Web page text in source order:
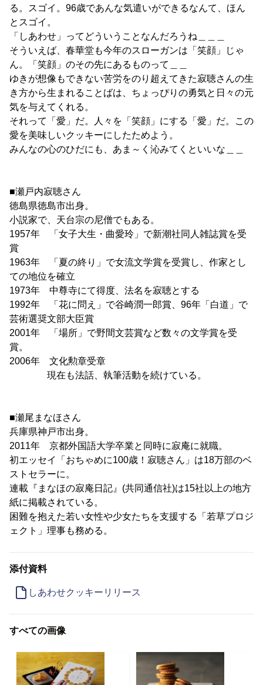
る。スゴイ。96歳であんな気遣いができるなんて、ほん
とスゴイ。
「しあわせ」ってどういうことなんだろうね＿＿＿
そういえば、春華堂も今年のスローガンは「笑顔」じゃ
ん。「笑顔」のその先にあるものって＿＿
ゆきが想像もできない苦労をのり超えてきた寂聴さんの生
き方から生まれることばは、ちょっぴりの勇気と日々の元
気を与えてくれる。
それって「愛」だ。人々を「笑顔」にする「愛」だ。この
愛を美味しいクッキーにしたためよう。
みんなの心のひだにも、あま～く沁みてくといいな＿＿
■瀬戸内寂聴さん
徳島県徳島市出身。
小説家で、天台宗の尼僧でもある。
1957年 「女子大生・曲愛玲」で新潮社同人雑誌賞を受
賞
1963年 「夏の終り」で女流文学賞を受賞し、作家とし
ての地位を確立
1973年 中尊寺にて得度、法名を寂聴とする
1992年 「花に問え」で谷崎潤一郎賞、96年「白道」で
芸術選奨文部大臣賞
2001年 「場所」で野間文芸賞など数々の文学賞を受
賞。
2006年 文化勲章受章
現在も法話、執筆活動を続けている。
■瀬尾まなほさん
兵庫県神戸市出身。
2011年 京都外国語大学卒業と同時に寂庵に就職。
初エッセイ「おちゃめに100歳！寂聴さん」は18万部のベ
ストセラーに。
連載『まなほの寂庵日記』(共同通信社)は15社以上の地方
紙に掲載されている。
困難を抱えた若い女性や少女たちを支援する「若草プロジ
ェクト」理事も務める。
添付資料
しあわせクッキーリリース
すべての画像